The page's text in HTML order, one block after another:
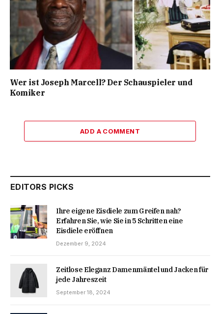
Wer ist Joseph Marcell? Der Schauspieler und
Komiker
ADD A COMMENT
EDITORS PICKS
Ihre eigene Eisdiele zum Greifen nah?
Erfahren Sie, wie Sie in 5 Schritten eine
Eisdiele eröffnen
Dezember 9, 2024
Zeitlose Eleganz Damenmäntel und Jacken für
jede Jahreszeit
September 18, 2024